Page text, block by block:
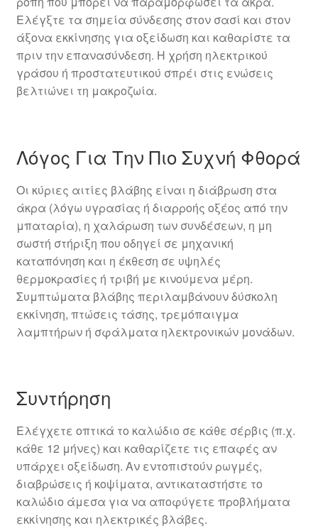
Ελέγξτε τα σημεία σύνδεσης στον σασί και στον
άξονα εκκίνησης για οξείδωση και καθαρίστε τα
πριν την επανασύνδεση. Η χρήση ηλεκτρικού
γράσου ή προστατευτικού σπρέι στις ενώσεις
βελτιώνει τη μακροζωία.
Λόγος Για Την Πιο Συχνή Φθορά
Οι κύριες αιτίες βλάβης είναι η διάβρωση στα
άκρα (λόγω υγρασίας ή διαρροής οξέος από την
μπαταρία), η χαλάρωση των συνδέσεων, η μη
σωστή στήριξη που οδηγεί σε μηχανική
καταπόνηση και η έκθεση σε υψηλές
θερμοκρασίες ή τριβή με κινούμενα μέρη.
Συμπτώματα βλάβης περιλαμβάνουν δύσκολη
εκκίνηση, πτώσεις τάσης, τρεμόπαιγμα
λαμπτήρων ή σφάλματα ηλεκτρονικών μονάδων.
Συντήρηση
Ελέγχετε οπτικά το καλώδιο σε κάθε σέρβις (π.χ.
κάθε 12 μήνες) και καθαρίζετε τις επαφές αν
υπάρχει οξείδωση. Αν εντοπιστούν ρωγμές,
διαβρώσεις ή κοψίματα, αντικαταστήστε το
καλώδιο άμεσα για να αποφύγετε προβλήματα
εκκίνησης και ηλεκτρικές βλάβες.